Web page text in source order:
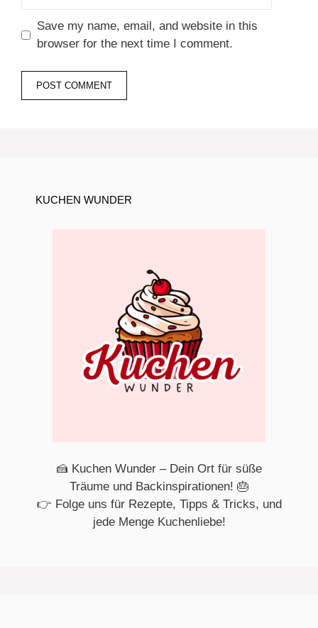
Save my name, email, and website in this
browser for the next time I comment.
KUCHEN WUNDER
🍰 Kuchen Wunder – Dein Ort für süße
Träume und Backinspirationen! 🎂
👉 Folge uns für Rezepte, Tipps & Tricks, und
jede Menge Kuchenliebe!